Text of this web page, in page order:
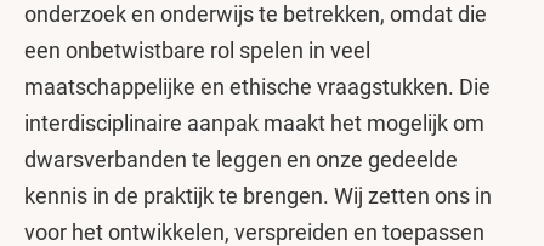
onderzoek en onderwijs te betrekken, omdat die
een onbetwistbare rol spelen in veel
maatschappelijke en ethische vraagstukken. Die
interdisciplinaire aanpak maakt het mogelijk om
dwarsverbanden te leggen en onze gedeelde
kennis in de praktijk te brengen. Wij zetten ons in
voor het ontwikkelen, verspreiden en toepassen